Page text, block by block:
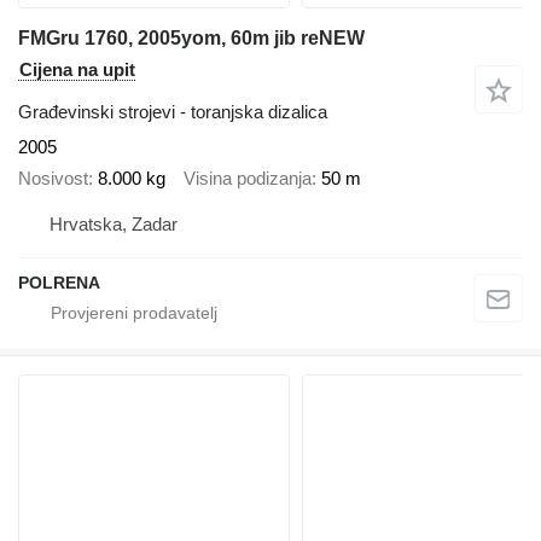
FMGru 1760, 2005yom, 60m jib reNEW
Cijena na upit
Građevinski strojevi - toranjska dizalica
2005
Nosivost 8.000 kg Visina podizanja 50 m
Hrvatska, Zadar
POLRENA